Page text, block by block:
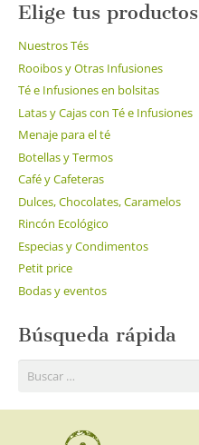
Elige tus productos
Nuestros Tés
Rooibos y Otras Infusiones
Té e Infusiones en bolsitas
Latas y Cajas con Té e Infusiones
Menaje para el té
Botellas y Termos
Café y Cafeteras
Dulces, Chocolates, Caramelos
Rincón Ecológico
Especias y Condimentos
Petit price
Bodas y eventos
Búsqueda rápida